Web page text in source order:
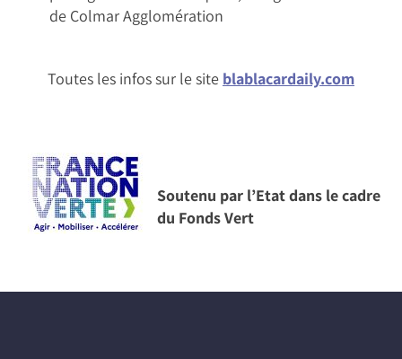
de Colmar Agglomération
Toutes les infos sur le site blablacardaily.com
Soutenu par l’Etat dans le cadre
du Fonds Vert